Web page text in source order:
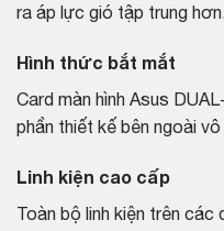
ra áp lực gió tập trung hơn.
Hình thức bắt mắt
Card màn hình Asus
phần thiết kế bên ngoài
Linh kiện cao cấp
Toàn bộ linh kiện trên